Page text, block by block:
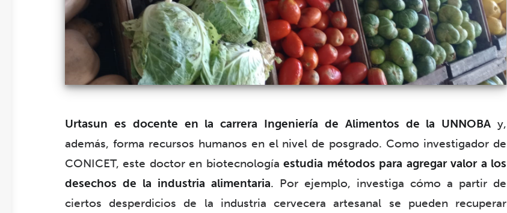
Urtasun es docente en la carrera Ingeniería de Alimentos de la UNNOBA y,
además, forma recursos humanos en el nivel de posgrado. Como investigador de
CONICET, este doctor en biotecnologíaestudia métodos para agregar valor a los
desechos de la industria alimentaria. Por ejemplo, investiga cómo a partir de
ciertos desperdicios de la industria cervecera artesanal se pueden recuperar